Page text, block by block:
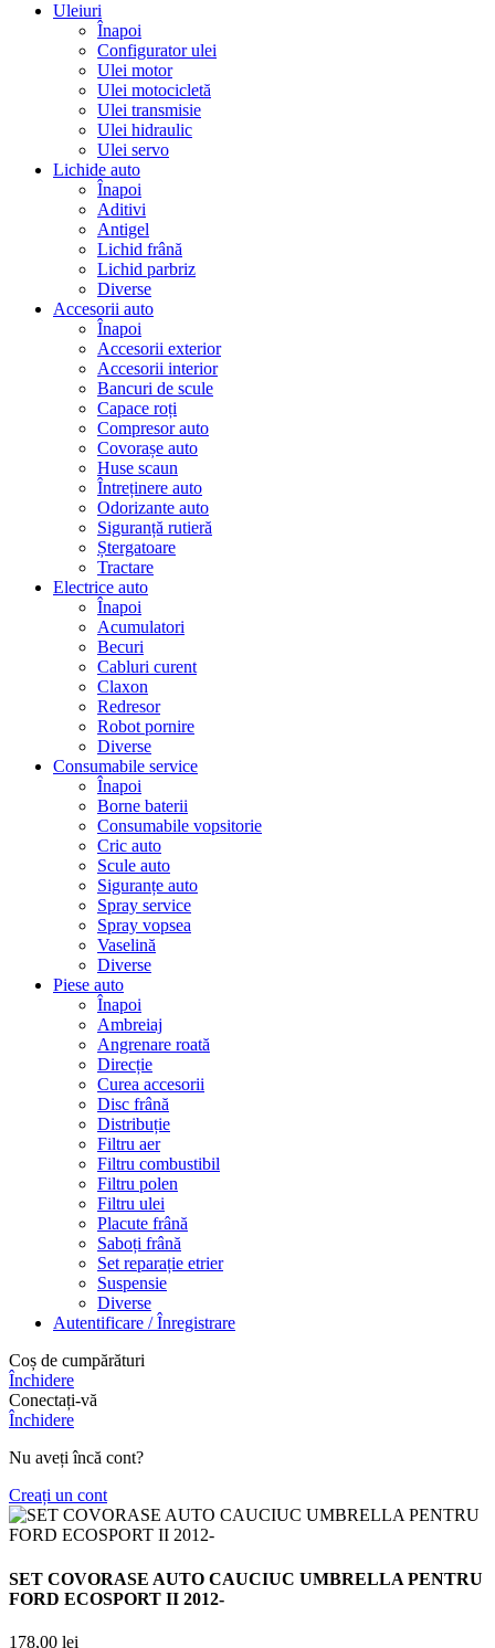
Uleiuri
Înapoi
Configurator ulei
Ulei motor
Ulei motocicletă
Ulei transmisie
Ulei hidraulic
Ulei servo
Lichide auto
Înapoi
Aditivi
Antigel
Lichid frână
Lichid parbriz
Diverse
Accesorii auto
Înapoi
Accesorii exterior
Accesorii interior
Bancuri de scule
Capace roți
Compresor auto
Covorașe auto
Huse scaun
Întreținere auto
Odorizante auto
Siguranță rutieră
Ștergatoare
Tractare
Electrice auto
Înapoi
Acumulatori
Becuri
Cabluri curent
Claxon
Redresor
Robot pornire
Diverse
Consumabile service
Înapoi
Borne baterii
Consumabile vopsitorie
Cric auto
Scule auto
Siguranțe auto
Spray service
Spray vopsea
Vaselină
Diverse
Piese auto
Înapoi
Ambreiaj
Angrenare roată
Direcție
Curea accesorii
Disc frână
Distribuție
Filtru aer
Filtru combustibil
Filtru polen
Filtru ulei
Placute frână
Saboți frână
Set reparație etrier
Suspensie
Diverse
Autentificare / Înregistrare
Coș de cumpărături
Închidere
Conectați-vă
Închidere
Nu aveți încă cont?
Creați un cont
SET COVORASE AUTO CAUCIUC UMBRELLA PENTRU
FORD ECOSPORT II 2012-
178,00 lei